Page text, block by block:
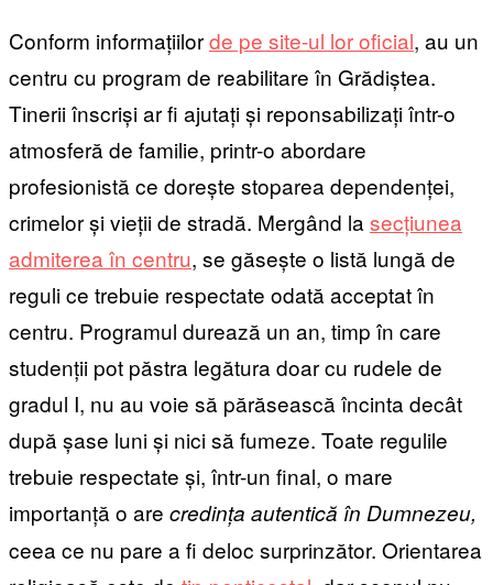
Conform informațiilorde pe site-ul lor oficial, au un
centru cu program de reabilitare în Grădiștea.
Tinerii înscriși ar fi ajutați și reponsabilizați într-o
atmosferă de familie, printr-o abordare
profesionistă ce dorește stoparea dependenței,
crimelor și vieții de stradă. Mergând la secțiunea
admiterea în centru, se găsește o listă lungă de
reguli ce trebuie respectate odată acceptat în
centru. Programul durează un an, timp în care
studenții pot păstra legătura doar cu rudele de
gradul I, nu au voie să părăsească încinta decât
după șase luni și nici să fumeze. Toate regulile
trebuie respectate și, într-un final, o mare
importanță o are credința autentică în Dumnezeu,
ceea ce nu pare a fi deloc surprinzător. Orientarea